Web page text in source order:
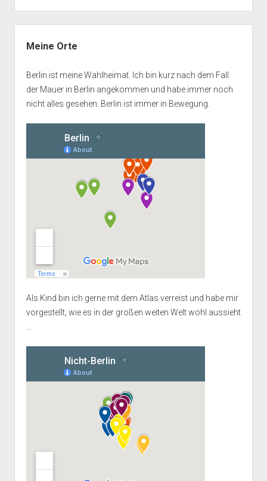
Meine Orte
Berlin ist meine Wahlheimat. Ich bin kurz nach dem Fall
der Mauer in Berlin angekommen und habe immer noch
nicht alles gesehen. Berlin ist immer in Bewegung.
Als Kind bin ich gerne mit dem Atlas verreist und habe mir
vorgestellt, wie es in der großen weiten Welt wohl aussieht
...